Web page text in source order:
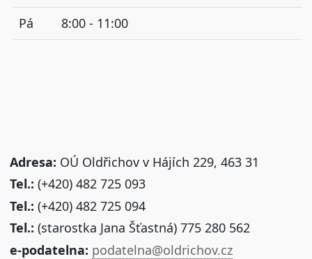
Pá
8:00 - 11:00
Adresa: OÚ Oldřichov v Hájích 229, 463 31
Tel.: (+420) 482 725 093
Tel.: (+420) 482 725 094
Tel.: (starostka Jana Šťastná) 775 280 562
e-podatelna: podatelna@oldrichov.cz